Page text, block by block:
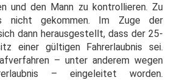
und den Mann zu kontrollieren. Zu
nicht gekommen. Im Zuge der
dann herausgestellt, dass der 25-
einer gültigen Fahrerlaubnis sei.
– unter anderem wegen
– eingeleitet worden.